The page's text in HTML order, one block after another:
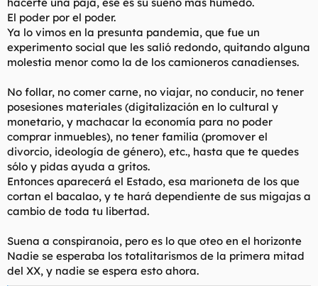
El poder por el poder.
Ya lo vimos en la presunta pandemia, que fue un
experimento social que les salió redondo, quitando alguna
molestia menor como la de los camioneros canadienses.
No follar, no comer carne, no viajar, no conducir, no tener
posesiones materiales (digitalización en lo cultural y
monetario, y machacar la economía para no poder
comprar inmuebles), no tener familia (promover el
divorcio, ideología de género), etc., hasta que te quedes
sólo y pidas ayuda a gritos.
Entonces aparecerá el Estado, esa marioneta de los que
cortan el bacalao, y te hará dependiente de sus migajas a
cambio de toda tu libertad.
Suena a conspiranoia, pero es lo que oteo en el horizonte
Nadie se esperaba los totalitarismos de la primera mitad
del XX, y nadie se espera esto ahora.